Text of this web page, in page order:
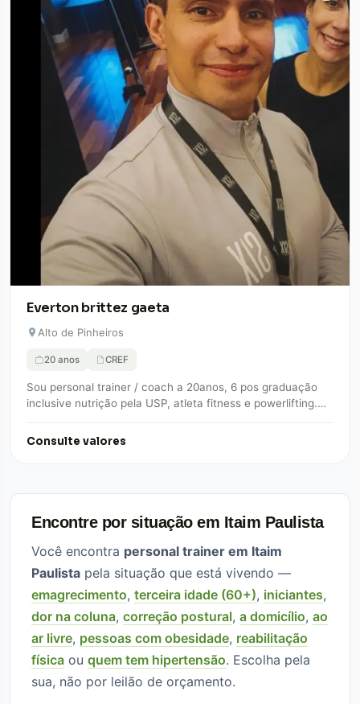
Everton brittez gaeta
Alto de Pinheiros
20 anos CREF
Sou personal trainer / coach a 20anos, 6 pos graduação
inclusive nutrição pela USP, atleta fitness e powerlifting.
Consulte valores
Encontre por situação em Itaim Paulista
Você encontra personal trainer em Itaim
Paulista pela situação que está vivendo —
emagrecimento, terceira idade (60+), iniciantes,
dor na coluna, correção postural, a domicílio, ao
ar livre, pessoas com obesidade, reabilitação
física ou quem tem hipertensão. Escolha pela
sua, não por leilão de orçamento.